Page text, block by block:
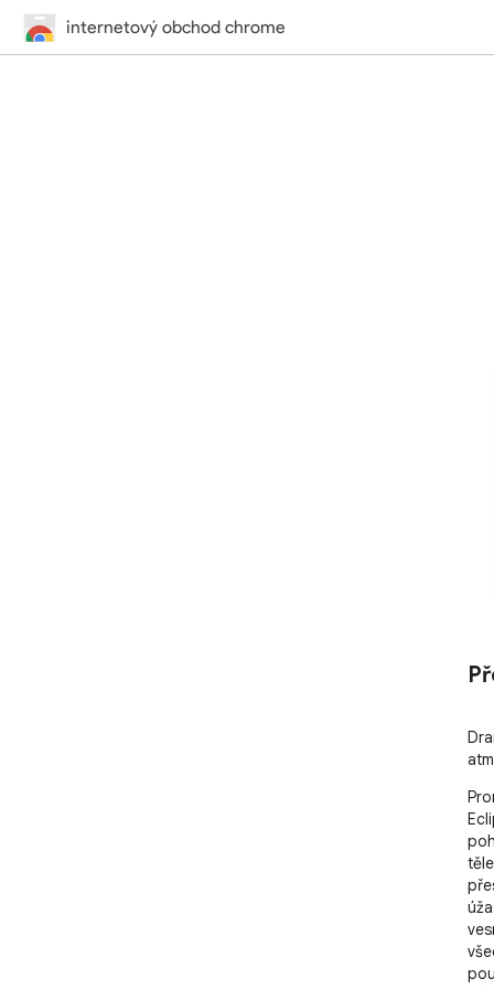
internetový obchod chrome